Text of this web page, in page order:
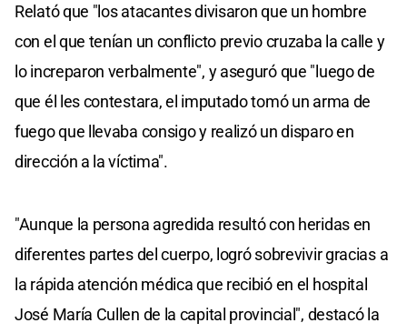
Relató que "los atacantes divisaron que un hombre
con el que tenían un conflicto previo cruzaba la calle y
lo increparon verbalmente", y aseguró que "luego de
que él les contestara, el imputado tomó un arma de
fuego que llevaba consigo y realizó un disparo en
dirección a la víctima".
"Aunque la persona agredida resultó con heridas en
diferentes partes del cuerpo, logró sobrevivir gracias a
la rápida atención médica que recibió en el hospital
José María Cullen de la capital provincial", destacó la